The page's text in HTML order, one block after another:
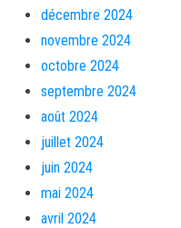
décembre 2024
novembre 2024
octobre 2024
septembre 2024
août 2024
juillet 2024
juin 2024
mai 2024
avril 2024